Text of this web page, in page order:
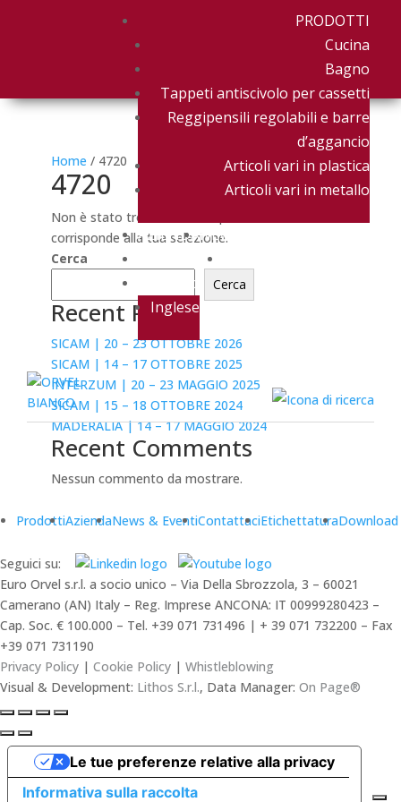
PRODOTTI
Cucina
Bagno
Tappeti antiscivolo per cassetti
Reggipensili regolabili e barre
d’aggancio
Articoli vari in plastica
Articoli vari in metallo
AZIENDANEWS & EVENTI
DOWNLOAD
Italiano
Inglese
Home / 4720
4720
Non è stato trovato nessun prodotto che
corrisponde alla tua selezione.
Cerca
Cerca
Recent Posts
SICAM | 20 – 23 OTTOBRE 2026
SICAM | 14 – 17 OTTOBRE 2025
INTERZUM | 20 – 23 MAGGIO 2025
SICAM | 15 – 18 OTTOBRE 2024
MADERALIA | 14 – 17 MAGGIO 2024
Recent Comments
Nessun commento da mostrare.
ProdottiAziendaNews & EventiContattaciEtichettaturaDownload
Seguici su:
Euro Orvel s.r.l. a socio unico – Via Della Sbrozzola, 3 – 60021
Camerano (AN) Italy – Reg. Imprese ANCONA: IT 00999280423 –
Cap. Soc. € 100.000 – Tel. +39 071 731496 | + 39 071 732200 – Fax
+39 071 731190
Privacy Policy | Cookie Policy | Whistleblowing
Visual & Development: Lithos S.r.l., Data Manager: On Page®
Informativa sulla raccolta
Le tue preferenze relative alla privacy